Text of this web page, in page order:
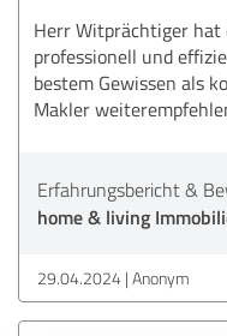
Herr Witprächtiger hat
professionell und
bestem Gewissen als
Makler
Erfahrungsbericht &
home & living
29.04.2024 Anonym